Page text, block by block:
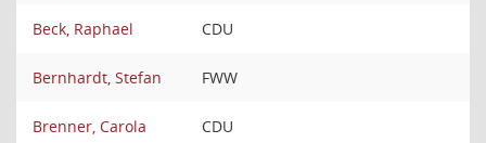
Beck, Raphael CDU
Bernhardt, Stefan FWW
Brenner, Carola CDU